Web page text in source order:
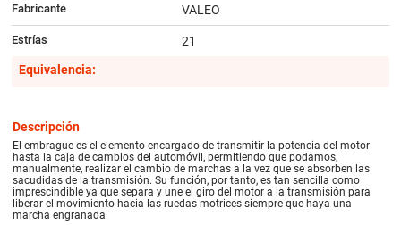
Fabricante VALEO
Estrías
21
Equivalencia:
Descripción
El embrague es el elemento encargado de transmitir la potencia del motor
hasta la caja de cambios del automóvil, permitiendo que podamos,
manualmente, realizar el cambio de marchas a la vez que se absorben las
sacudidas de la transmisión. Su función, por tanto, es tan sencilla como
imprescindible ya que separa y une el giro del motor a la transmisión para
liberar el movimiento hacia las ruedas motrices siempre que haya una
marcha engranada.